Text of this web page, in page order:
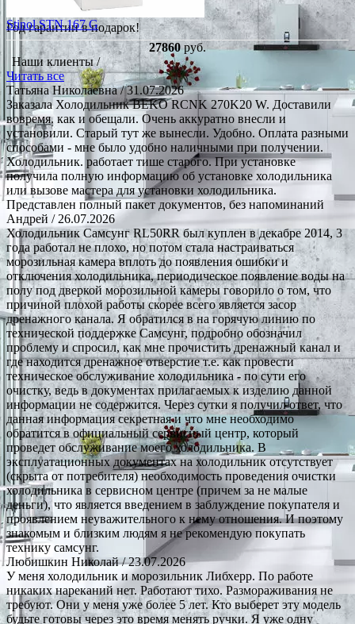
Год гарантии в подарок!
Stinol STN 167 G
27860 руб.
Наши клиенты /
Читать все
Татьяна Николаевна/ 31.07.2026
Заказала Холодильник BEKO RCNK 270K20 W. Доставили
вовремя. как и обещали. Очень аккуратно внесли и
установили. Старый тут же вынесли. Удобно. Оплата разными
способами - мне было удобно наличными при получении.
Холодильник. работает тише старого. При установке
получила полную информацию об установке холодильника
или вызове мастера для установки холодильника.
Представлен полный пакет документов, без напоминаний
Андрей / 26.07.2026
Холодильник Самсунг RL50RR был куплен в декабре 2014, 3
года работал не плохо, но потом стала настраиваться
морозильная камера вплоть до появления ошибки и
отключения холодильника, периодическое появление воды на
полу под дверкой морозильной камеры говорило о том, что
причиной плохой работы скорее всего является засор
дренажного канала. Я обратился в на горячую линию по
технической поддержке Самсунг, подробно обозначил
проблему и спросил, как мне прочистить дренажный канал и
где находится дренажное отверстие т.е. как провести
техническое обслуживание холодильника - по сути его
очистку, ведь в документах прилагаемых к изделию данной
информации не содержится. Через сутки я получил ответ, что
данная информация секретная и что мне необходимо
обратится в официальный сервисный центр, который
проведет обслуживание моего холодильника. В
эксплуатационных документах на холодильник отсутствует
(скрыта от потребителя) необходимость проведения очистки
холодильника в сервисном центре (причем за не малые
деньги), что является введением в заблуждение покупателя и
проявлением неуважительного к нему отношения. И поэтому
знакомым и близким людям я не рекомендую покупать
технику самсунг.
Любишкин Николай/ 23.07.2026
У меня холодильник и морозильник Либхерр. По работе
никаких нареканий нет. Работают тихо. Размораживания не
требуют. Они у меня уже более 5 лет. Кто выберет эту модель
будьте готовы через это время менять ручки. Я уже одну